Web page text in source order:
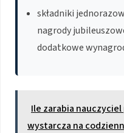
składniki
nagrody
dodatkowe
Ile zarabia
wystarcza na